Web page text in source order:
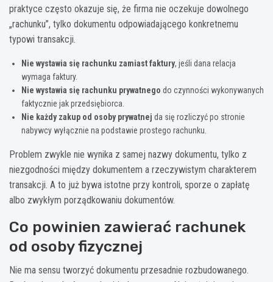
praktyce często okazuje się, że firma nie oczekuje dowolnego
„rachunku”, tylko dokumentu odpowiadającego konkretnemu
typowi transakcji.
Nie wystawia się rachunku zamiast faktury, jeśli dana relacja
wymaga faktury.
Nie wystawia się rachunku prywatnego do czynności wykonywanych
faktycznie jak przedsiębiorca.
Nie każdy zakup od osoby prywatnej da się rozliczyć po stronie
nabywcy wyłącznie na podstawie prostego rachunku.
Problem zwykle nie wynika z samej nazwy dokumentu, tylko z
niezgodności między dokumentem a rzeczywistym charakterem
transakcji. A to już bywa istotne przy kontroli, sporze o zapłatę
albo zwykłym porządkowaniu dokumentów.
Co powinien zawierać rachunek
od osoby fizycznej
Nie ma sensu tworzyć dokumentu przesadnie rozbudowanego.